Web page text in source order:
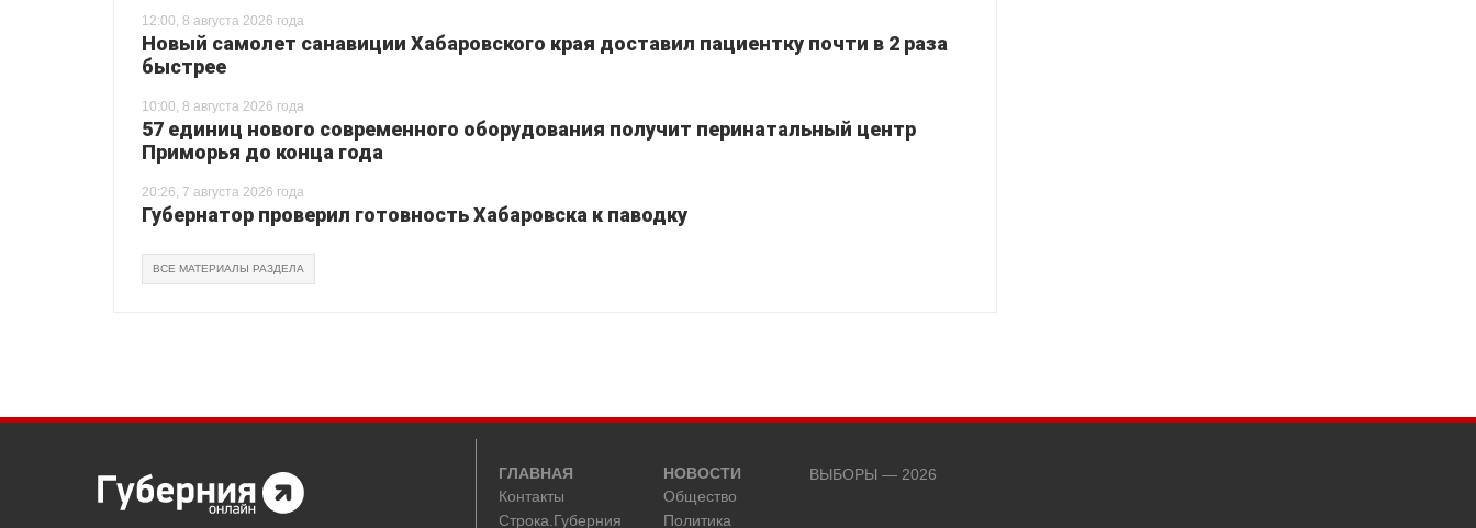
12:00, 8 августа 2026 года
Новый самолет санавиции Хабаровского края доставил пациентку почти в 2 раза
быстрее
10:00, 8 августа 2026 года
57 единиц нового современного оборудования получит перинатальный центр
Приморья до конца года
20:26, 7 августа 2026 года
Губернатор проверил готовность Хабаровска к паводку
ВСЕ МАТЕРИАЛЫ РАЗДЕЛА
ГЛАВНАЯ
Контакты
Строка.Губерния
НОВОСТИ
Общество
Политика
ВЫБОРЫ — 2026